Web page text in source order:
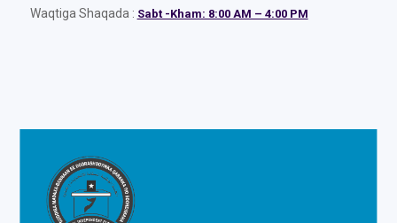
Waqtiga Shaqada : Sabt -Kham: 8:00 AM – 4:00 PM